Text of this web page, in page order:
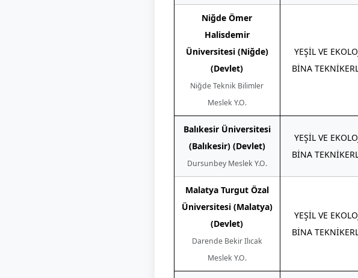
Niğde Ömer
Halisdemir
Üniversitesi (Niğde)
(Devlet)
Niğde Teknik Bilimler
Meslek Y.O.
YEŞİL VE
BİNA
Balıkesir Üniversitesi
(Balıkesir) (Devlet)
Dursunbey Meslek Y.O.
YEŞİL VE
BİNA
Malatya Turgut Özal
Üniversitesi (Malatya)
(Devlet)
Darende Bekir Ilıcak
Meslek Y.O.
YEŞİL VE
BİNA